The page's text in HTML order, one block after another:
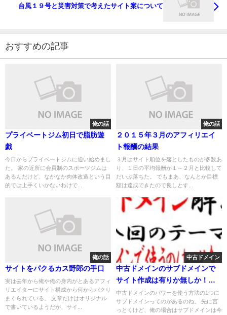
台風１９号と災害対策で考えたサイト案について
おすすめの記事
俺の話
プライベートジム初日で脂肪遊
戯
今日からプライベートジムに通い始めまし
た。 家の近所に会員制のスポーツジムは
あるんだけど、なかなか肉体改造という目
的では上手くいかないわけで...
俺の話
２０１５年３月のアフィリエイ
ト報酬の結果
３月はサイト順位を落としたものが多数あ
り、１日の平均報酬が１～２月と比較して
だいぶ落ちた。 でもまあ、なんとか目標
額は達成できたので良しとす...
俺の話
サイトをパクるカス野郎の手口
実は去年から俺や俺の身内がとあるアフィ
リエイターにサイト構成から何からパクり
まくられている。 文章だけはオリジナル
で書いているようだが、サイ...
中古ドメイン
中古ドメインのサブドメインで
サイト作成は有りか無しか！気
になるドメインの強さはどうな
の？
中古ドメインのパワーを使う方法の1つに
サブドメインってのがあるのね。 先に言
っとくけど、俺の場合はサブドメインは今